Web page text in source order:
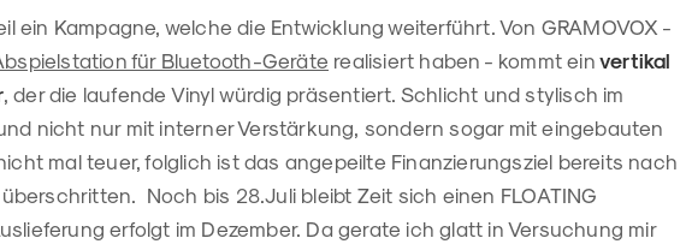
ein Kampagne, welche die Entwicklung weiterführt. Von GRAMOVOX -
für Bluetooth-Geräte realisiert haben - kommt ein vertikal
, der die laufende Vinyl würdig präsentiert. Schlicht und stylisch im
nicht nur mit interner Verstärkung, sondern sogar mit eingebauten
mal teuer, folglich ist das angepeilte Finanzierungsziel bereits nach
Noch bis 28.Juli bleibt Zeit sich einen FLOATING
erfolgt im Dezember. Da gerate ich glatt in Versuchung mir